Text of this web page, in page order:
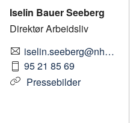
Iselin Bauer Seeberg
Direktør Arbeidsliv
iselin.seeberg@nhobyggenaringen.no
95 21 85 69
Pressebilder